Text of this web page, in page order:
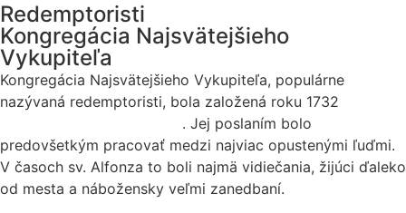
Redemptoristi
Kongregácia Najsvätejšieho
Vykupiteľa
Kongregácia Najsvätejšieho Vykupiteľa, populárne
nazývaná redemptoristi, bola založená roku 1732
. Jej poslaním bolo
predovšetkým pracovať medzi najviac opustenými ľuďmi.
V časoch sv. Alfonza to boli najmä vidiečania, žijúci ďaleko
od mesta a nábožensky veľmi zanedbaní.